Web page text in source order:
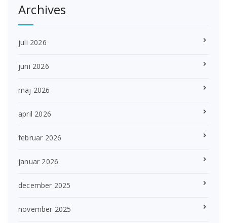
Archives
juli 2026
juni 2026
maj 2026
april 2026
februar 2026
januar 2026
december 2025
november 2025